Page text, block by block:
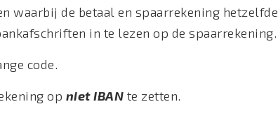
waarbij de betaal en spaarrekening hetzelfde
in te lezen op de spaarrekening.
code.
op niet IBAN te zetten.